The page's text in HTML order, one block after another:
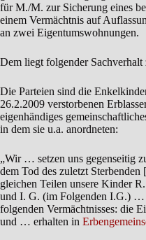
für M./M. zur Sicherung eines
einem Vermächtnis auf
an zwei Eigentumswohnungen.
Dem liegt folgender Sachverhalt
Die Parteien sind die
26.2.2009 verstorbenen
eigenhändiges
in dem sie u.a. anordneten:
„Wir … setzen uns gegenseitig
dem Tod des zuletzt
gleichen Teilen unsere Kinder
und I. G. (im Folgenden I.G.)
folgenden Vermächtnisses: die
und … erhalten in